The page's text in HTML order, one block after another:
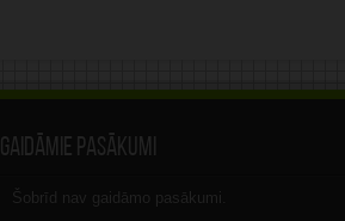
Gaidāmie pasākumi
Šobrīd nav gaidāmo pasākumi.